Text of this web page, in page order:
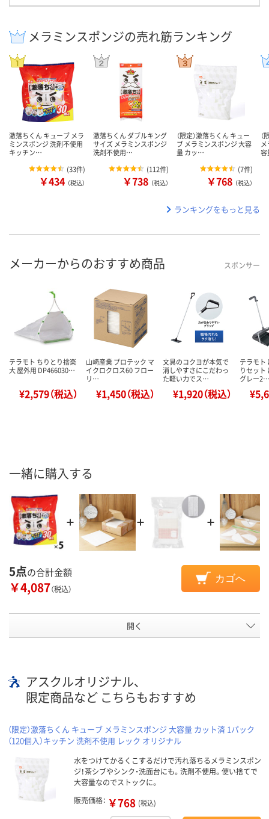
メラミンスポンジの売れ筋ランキング
激落ちくん キューブ メラ
ミンスポンジ 洗剤不使用
キッチン…
(33件)
￥434 （税込）
激落ちくん ダブルキング
サイズ メラミンスポンジ
洗剤不使用…
(112件)
￥738 （税込）
（限定）激落ちくん キュー
ブ メラミンスポンジ 大容
量 カッ…
(7件)
￥768 （税込）
ランキングをもっと見る
メーカーからのおすすめ商品 スポンサー
テラモト ちりとり捨楽
大 屋外用 DP466030…
¥2,579（税込）
山崎産業 プロテック マ
イクロクロス60 フロー
リ…
¥1,450（税込）
文具のコクヨが本気で
消しやすさにこだわっ
た軽い力でス…
¥1,920（税込）
テラモト
りセット
グレー2…
一緒に購入する
5点の合計金額
￥4,087（税込）
カゴへ
開く
アスクルオリジナル、
限定商品など こちらもおすすめ
（限定）激落ちくん キューブ メラミンスポンジ 大容量 カット済 1パック
（120個入）キッチン 洗剤不使用 レック オリジナル
水をつけてかるくこするだけで汚れ落ちるメラミンスポン
ジ！茶シブやシンク・洗面台にも。洗剤不使用。使い捨てで
大容量なのでストックに。
販売価格： ￥768 (税込)